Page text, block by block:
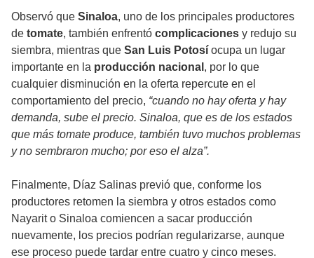
Observó que Sinaloa, uno de los principales productores
de tomate, también enfrentó complicaciones y redujo su
siembra, mientras que San Luis Potosí ocupa un lugar
importante en la producción nacional , por lo que
cualquier disminución en la oferta repercute en el
comportamiento del precio, “cuando no hay oferta y hay
demanda, sube el precio. Sinaloa, que es de los estados
que más tomate produce, también tuvo muchos problemas
y no sembraron mucho; por eso el alza”.
Finalmente, Díaz Salinas previó que, conforme los
productores retomen la siembra y otros estados como
Nayarit o Sinaloa comiencen a sacar producción
nuevamente, los precios podrían regularizarse, aunque
ese proceso puede tardar entre cuatro y cinco meses.